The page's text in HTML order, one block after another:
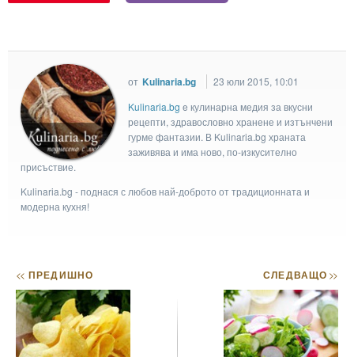
от Kulinaria.bg
23 юли 2015, 10:01
Kulinaria.bg e кулинарна медия за вкусни
рецепти, здравословно хранене и изтънчени
гурме фантазии. В Kulinaria.bg храната
заживява и има ново, по-изкусително
присъствие.
Kulinaria.bg - поднася с любов най-доброто от традиционната и
модерна кухня!
<< ПРЕДИШНО СЛЕДВАЩО>>